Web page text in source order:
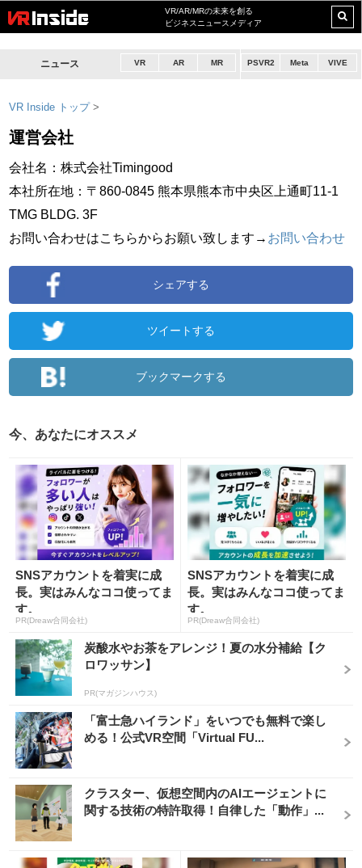
VR/AR/MRの未来を創る
ビジネスニュースメディア
ニュース VR AR MR PSVR2 Meta VIVE
VR Inside トップ>
運営会社
会社名：株式会社Timingood
本社所在地：〒860-0845 熊本県熊本市中央区上通町11-1
TMG BLDG. 3F
お問い合わせはこちらからお願い致します→ お問い合わせ
シェアする
ツイートする
ブックマークする
今、あなたにオススメ
SNSアカウントを着実に成
長。実はみんなココ使ってま
す。
PR(Dreaw合同会社)
SNSアカウントを着実に成
長。実はみんなココ使ってま
す。
PR(Dreaw合同会社)
炭酸水やお茶をアレンジ！夏の水分補給【ク
ロワッサン】
PR(マガジンハウス)
「富士急ハイランド」をいつでも無料で楽し
める！公式VR空間「Virtual FU...
クラスター、仮想空間内のAIエージェントに
関する技術の特許取得！自律した「動作」...